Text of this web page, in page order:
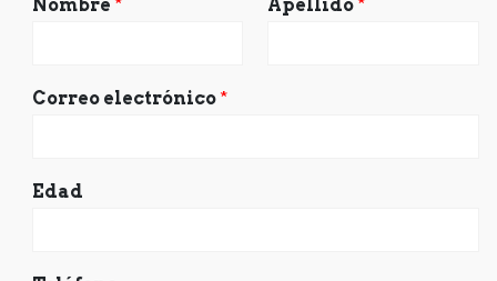
Nombre * Apellido *
Correo electrónico *
Edad